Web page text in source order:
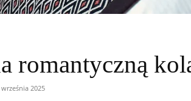
romantyczną
września 2025